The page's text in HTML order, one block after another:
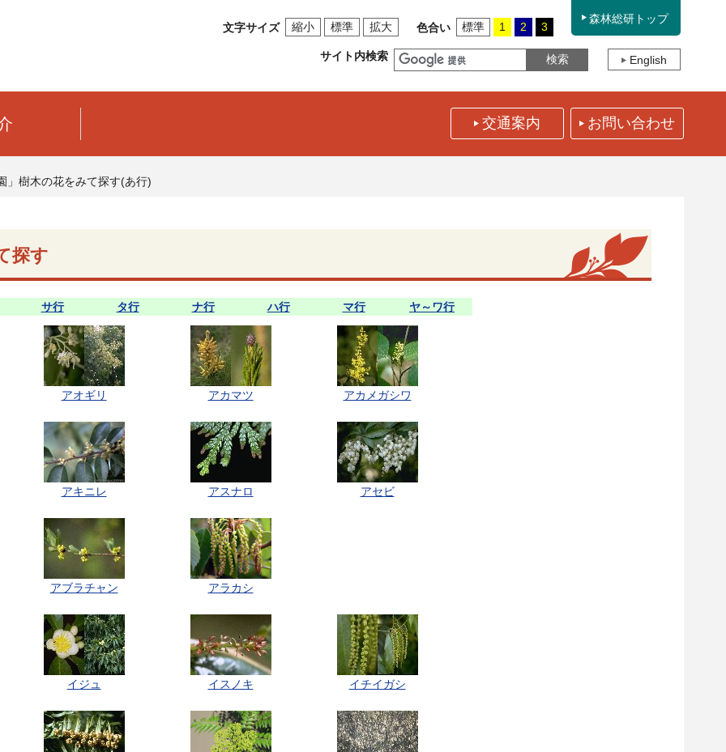
文字サイズ 縮小 標準 拡大 色合い 標準 1 2 3
森林総研トップ
サイト内検索 English
交通案内 お問い合わせ
」樹木の花をみて探す(あ行)
探す
サ行 タ行 ナ行 ハ行 マ行 ヤ～ワ行
アオギリ アカマツ アカメガシワ
アキニレ アスナロ アセビ
アブラチャン アラカシ
イジュ イスノキ イチイガシ